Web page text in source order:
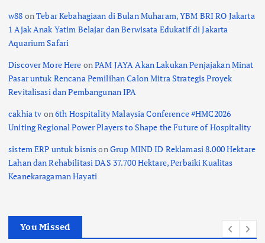
w88 onTebar Kebahagiaan di Bulan Muharam, YBM BRI RO Jakarta
1 Ajak Anak Yatim Belajar dan Berwisata Edukatif di Jakarta
Aquarium Safari
Discover More Here onPAM JAYA Akan Lakukan Penjajakan Minat
Pasar untuk Rencana Pemilihan Calon Mitra Strategis Proyek
Revitalisasi dan Pembangunan IPA
cakhia tv on6th Hospitality Malaysia Conference #HMC2026
Uniting Regional Power Players to Shape the Future of Hospitality
sistem ERP untuk bisnisonGrup MIND ID Reklamasi 8.000 Hektare
Lahan dan Rehabilitasi DAS 37.700 Hektare, Perbaiki Kualitas
Keanekaragaman Hayati
You Missed